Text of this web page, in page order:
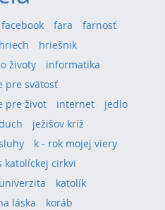
facebook fara
farnosť
hriech
hriešnik
životy informatika
pre svätosť
pre život
internet
jedlo
ježišov kríž
k - rok mojej viery
katolíckej cirkvi
katolík
láska
koráb